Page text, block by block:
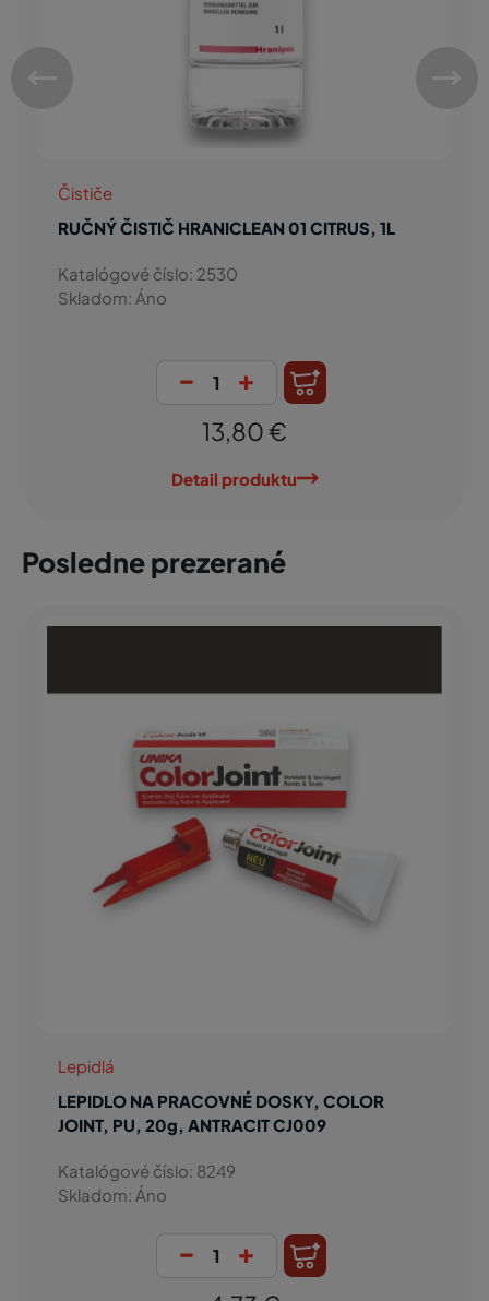
Čističe
RUČNÝ ČISTIČ HRANICLEAN 01 CITRUS, 1L
Katalógové číslo: 2530
Skladom: Áno
- +
13,80 €
Detail produktu
Posledne prezerané
Lepidlá
LEPIDLO NA PRACOVNÉ DOSKY, COLOR
JOINT, PU, 20g, ANTRACIT CJ009
Katalógové číslo: 8249
Skladom: Áno
- +